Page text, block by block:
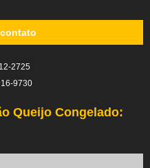
2725
9730
Queijo Congelado: